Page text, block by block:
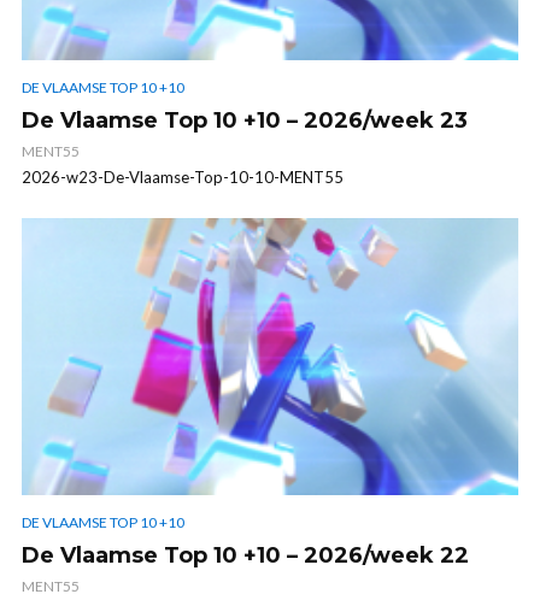
DE VLAAMSE TOP 10 +10
De Vlaamse Top 10 +10 – 2026/week 23
MENT55
2026-w23-De-Vlaamse-Top-10-10-MENT55
DE VLAAMSE TOP 10 +10
De Vlaamse Top 10 +10 – 2026/week 22
MENT55